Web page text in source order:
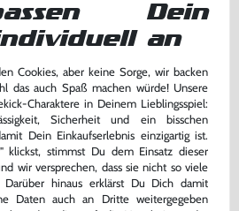
[Dritthersteller]
gebraucht
-70% bisher 2,99 €
jetzt nur0,90 €
Warenkorb
ANDERE DAZU
Dein
an
Cookies, aber keine Sorge, wir backen
das auch Spaß machen würde! Unsere
Charaktere in Deinem Lieblingsspiel:
Sicherheit und ein bisschen
Dein Einkaufserlebnis einzigartig ist.
klickst, stimmst Du dem Einsatz dieser
wir versprechen, dass sie nicht so viele
Darüber hinaus erklärst Du Dich damit
Daten auch an Dritte weitergegeben